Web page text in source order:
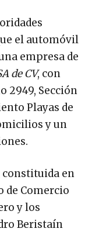
el automóvil
empresa de
de CV, con
2949, Sección
Playas de
y un
en
de Comercio
y los
Beristaín